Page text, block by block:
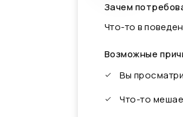
Зачем
Что-то в
Возможные
Вы
Что-то